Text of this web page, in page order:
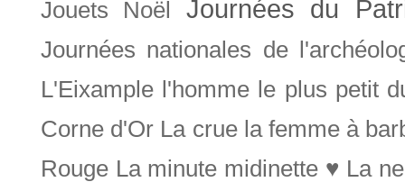
Jouets Noël
Journées du
Journées nationales de
L'Eixample l'homme le plus petit
Corne d'Or La crue la femme à
Rouge La minute midinette ♥ La